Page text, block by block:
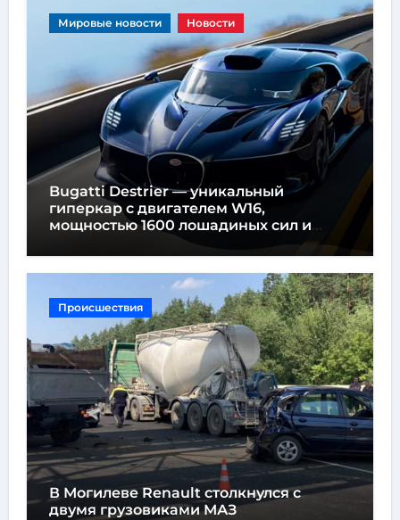
Мировые новости Новости
Bugatti Destrier — уникальный
гиперкар с двигателем W16,
мощностью 1600 лошадиных сил и
высотой всего один метр
Происшествия
В Могилеве Renault столкнулся с
двумя грузовиками МАЗ